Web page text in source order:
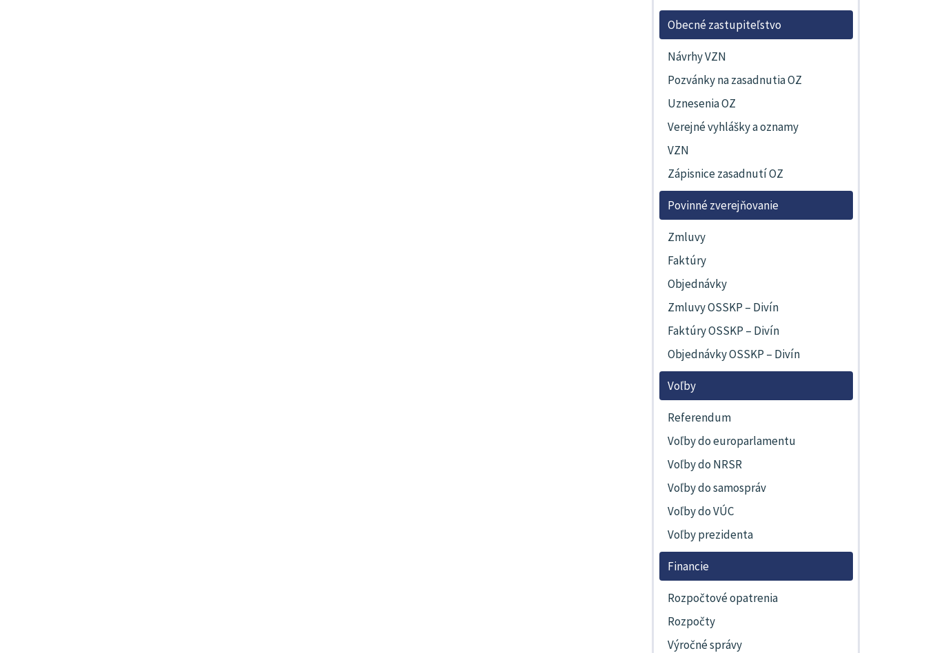
Obecné zastupiteľstvo
Návrhy VZN
Pozvánky na zasadnutia OZ
Uznesenia OZ
Verejné vyhlášky a oznamy
VZN
Zápisnice zasadnutí OZ
Povinné zverejňovanie
Zmluvy
Faktúry
Objednávky
Zmluvy OSSKP – Divín
Faktúry OSSKP – Divín
Objednávky OSSKP – Divín
Voľby
Referendum
Voľby do europarlamentu
Voľby do NRSR
Voľby do samospráv
Voľby do VÚC
Voľby prezidenta
Financie
Rozpočtové opatrenia
Rozpočty
Výročné správy